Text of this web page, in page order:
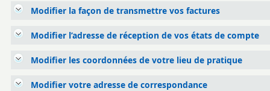
Modifier la façon de transmettre vos factures
Modifier l’adresse de réception de vos états de compte
Modifier les coordonnées de votre lieu de pratique
Modifier votre adresse de correspondance